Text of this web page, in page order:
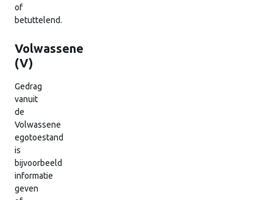
of
betuttelend.
Volwassene
(V)
Gedrag
vanuit
de
Volwassene
egotoestand
is
bijvoorbeeld
informatie
geven